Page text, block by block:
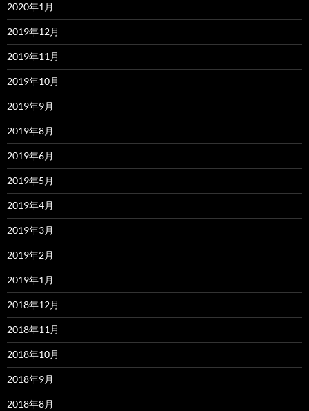
2020年1月
2019年12月
2019年11月
2019年10月
2019年9月
2019年8月
2019年6月
2019年5月
2019年4月
2019年3月
2019年2月
2019年1月
2018年12月
2018年11月
2018年10月
2018年9月
2018年8月